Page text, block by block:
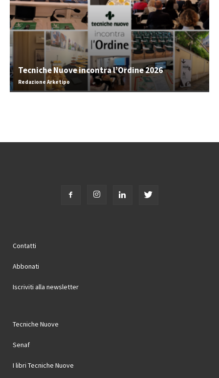
Tecniche Nuove incontra l’Ordine 2026
Redazione Arketipo
Contatti
Abbonati
Iscriviti alla newsletter
Tecniche Nuove
Senaf
I libri Tecniche Nuove